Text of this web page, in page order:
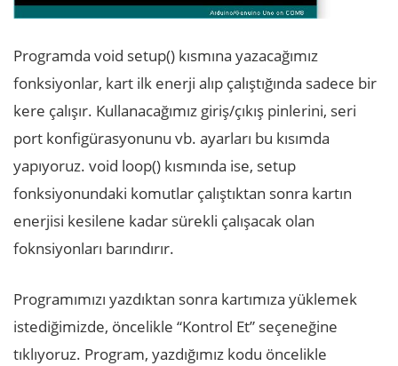
Programda void setup() kısmına yazacağımız
fonksiyonlar, kart ilk enerji alıp çalıştığında sadece bir
kere çalışır. Kullanacağımız giriş/çıkış pinlerini, seri
port konfigürasyonunu vb. ayarları bu kısımda
yapıyoruz. void loop() kısmında ise, setup
fonksiyonundaki komutlar çalıştıktan sonra kartın
enerjisi kesilene kadar sürekli çalışacak olan
foknsiyonları barındırır.
Programımızı yazdıktan sonra kartımıza yüklemek
istediğimizde, öncelikle “Kontrol Et” seçeneğine
tıklıyoruz. Program, yazdığımız kodu öncelikle